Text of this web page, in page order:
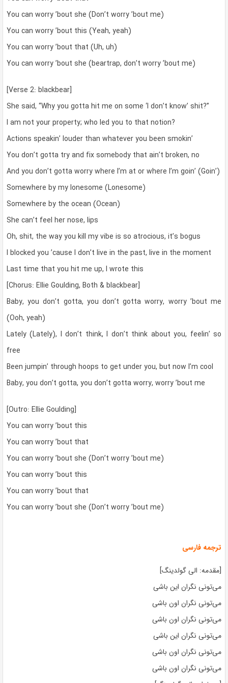
You can worry ’bout she (Don’t worry ’bout me)
You can worry ’bout this (Yeah, yeah)
You can worry ’bout that (Uh, uh)
You can worry ’bout she (beartrap, don’t worry ’bout me)
[Verse 2: blackbear]
She said, “Why you gotta hit me on some ‘I don’t know’ shit?”
I am not your property; who led you to that notion?
Actions speakin’ louder than whatever you been smokin’
You don’t gotta try and fix somebody that ain’t broken, no
And you don’t gotta worry where I’m at or where I’m goin’ (Goin’)
Somewhere by my lonesome (Lonesome)
Somewhere by the ocean (Ocean)
She can’t feel her nose, lips
Oh, shit, the way you kill my vibe is so atrocious, it’s bogus
I blocked you ’cause I don’t live in the past, live in the moment
Last time that you hit me up, I wrote this
[Chorus: Ellie Goulding, Both & blackbear]
Baby, you don’t gotta, you don’t gotta worry, worry ’bout me
(Ooh, yeah)
Lately (Lately), I don’t think, I don’t think about you, feelin’ so
free
Been jumpin’ through hoops to get under you, but now I’m cool
Baby, you don’t gotta, you don’t gotta worry, worry ’bout me
[Outro: Ellie Goulding]
You can worry ’bout this
You can worry ’bout that
You can worry ’bout she (Don’t worry ’bout me)
You can worry ’bout this
You can worry ’bout that
You can worry ’bout she (Don’t worry ’bout me)
ترجمه فارسی
[مقدمه: الی گولدینگ]
می‌تونی نگران این باشی
می‌تونی نگران اون باشی
می‌تونی نگران اون باشی
می‌تونی نگران این باشی
می‌تونی نگران اون باشی
می‌تونی نگران اون باشی